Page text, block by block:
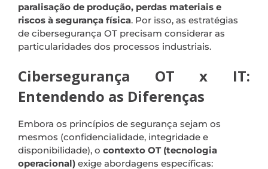
paralisação de produção, perdas materiais e
riscos à segurança física. Por isso, as estratégias
de cibersegurança OT precisam considerar as
particularidades dos processos industriais.
Cibersegurança OT x IT:
Entendendo as Diferenças
Embora os princípios de segurança sejam os
mesmos (confidencialidade, integridade e
disponibilidade), o contexto OT (tecnologia
operacional) exige abordagens específicas: